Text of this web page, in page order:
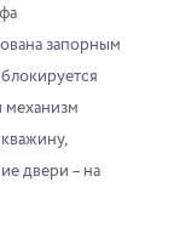
запорным
двери – на